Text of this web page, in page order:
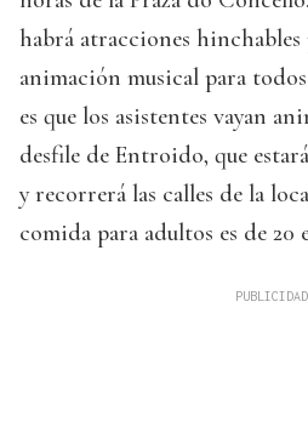
habrá atracciones hinchables
animación musical para
es que los asistentes vayan
desfile de Entroido, que
y recorrerá las calles de la
comida para adultos es de 20